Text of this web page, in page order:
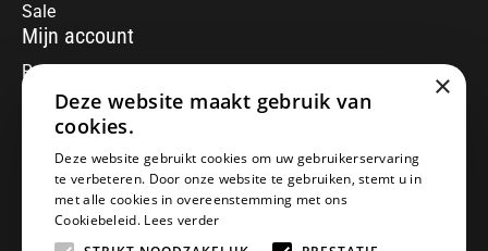
Sale
Mijn account
Registreren
Mijn bestellingen
Informatie
Over ons
Algemene voorwaarden
Disclaimer
Privacy Policy
×
Deze website maakt gebruik van
cookies.
Deze website gebruikt cookies om uw gebruikerservaring
te verbeteren. Door onze website te gebruiken, stemt u in
met alle cookies in overeenstemming met ons
Cookiebeleid. Lees verder